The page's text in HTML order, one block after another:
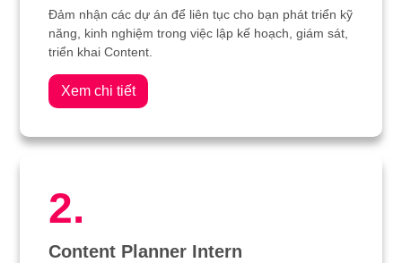
Đảm nhận các dự án để liên tục cho bạn phát triển kỹ
năng, kinh nghiệm trong việc lập kế hoạch, giám sát,
triển khai Content.
Xem chi tiết
2.
Content Planner Intern